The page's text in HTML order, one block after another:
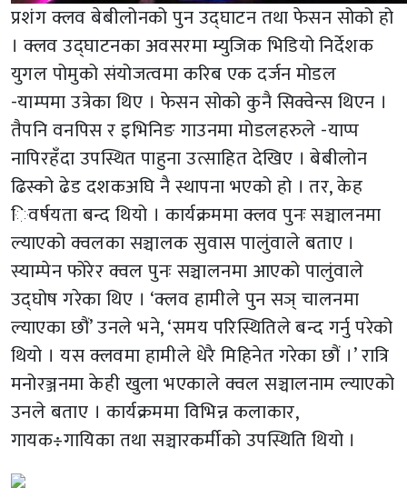
प्रशंग क्लव बेबीलोनको पुन उद्घाटन तथा फेसन सोको हो
। क्लव उद्घाटनका अवसरमा म्युजिक भिडियो निर्देशक
युगल पोमुको संयोजत्वमा करिब एक दर्जन मोडल
-याम्पमा उत्रेका थिए । फेसन सोको कुनै सिक्वेन्स थिएन ।
तैपनि वनपिस र इभिनिङ गाउनमा मोडलहरुले -याप्प
नापिरहँदा उपस्थित पाहुना उत्साहित देखिए । बेबीलोन
ढिस्को ढेड दशकअघि नै स्थापना भएको हो । तर, केह
िवर्षयता बन्द थियो । कार्यक्रममा क्लव पुनः सञ्चालनमा
ल्याएको क्वलका सञ्चालक सुवास पालुंवाले बताए ।
स्याम्पेन फोरेर क्वल पुनः सञ्चालनमा आएको पालुंवाले
उद्घोष गरेका थिए । ‘क्लव हामीले पुन सञ् चालनमा
ल्याएका छौं’ उनले भने, ‘समय परिस्थितिले बन्द गर्नु परेको
थियो । यस क्लवमा हामीले धेरै मिहिनेत गरेका छौं ।’ रात्रि
मनोरञ्जनमा केही खुला भएकाले क्वल सञ्चालनाम ल्याएको
उनले बताए । कार्यक्रममा विभिन्न कलाकार,
गायक÷गायिका तथा सञ्चारकर्मीको उपस्थिति थियो ।